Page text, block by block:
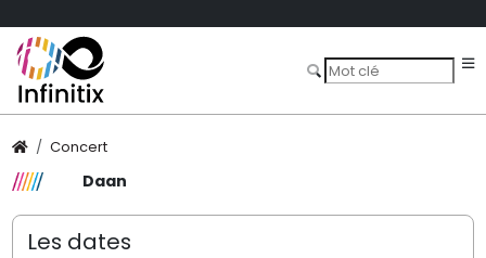
Concert
Daan
Les dates